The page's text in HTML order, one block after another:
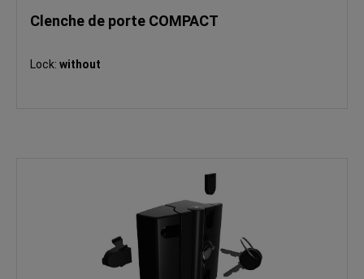
Clenche de porte COMPACT
Lock: without